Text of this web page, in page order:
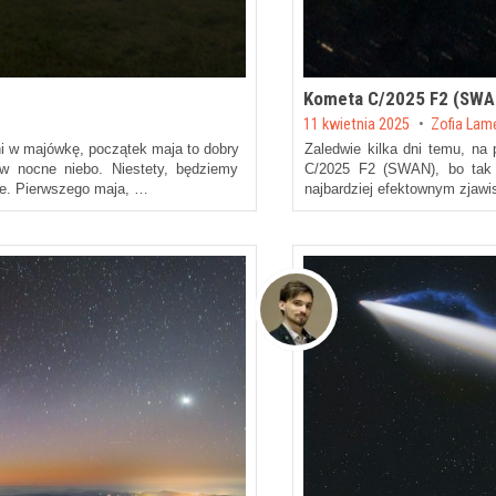
w majówkę, początek maja to dobry
nocne niebo. Niestety, będziemy
Pierwszego maja, …
Kometa C/2025 F2
Posted on
11 kwietnia 2025 by Zofia
Zaledwie kilka dni temu, na
C/2025 F2 (SWAN), bo
najbardziej efektownym